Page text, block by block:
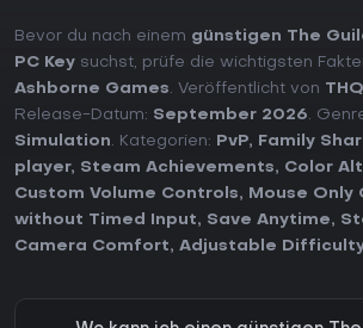
Bevor du nach einem günstigen The
PC Key suchst, prüfe die wichtigsten
Ashborne Games. Veröffentlicht von
Release-Datum: September 2026.
Simulation. Kategorien: PvP, Family
player, Steam Achievements, Color
Custom Volume Controls, Mouse Only
without Timed Input, Save Anytime,
Camera Comfort, Adjustable